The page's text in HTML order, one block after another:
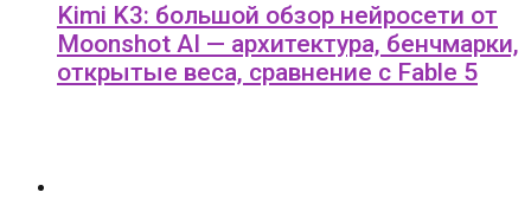
Kimi K3: большой обзор нейросети от
Moonshot AI — архитектура, бенчмарки,
открытые веса, сравнение с Fable 5